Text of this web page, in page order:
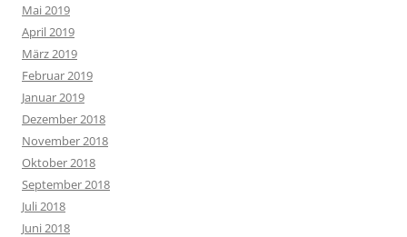
Mai 2019
April 2019
März 2019
Februar 2019
Januar 2019
Dezember 2018
November 2018
Oktober 2018
September 2018
Juli 2018
Juni 2018